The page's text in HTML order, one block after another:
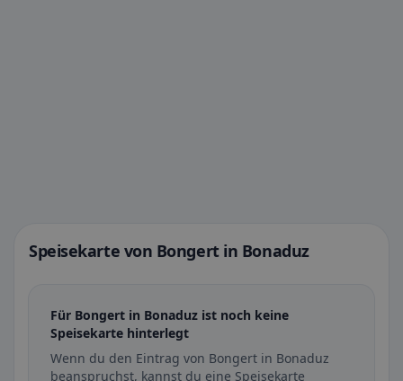
Speisekarte von Bongert in Bonaduz
Für Bongert in Bonaduz ist noch keine
Speisekarte hinterlegt
Wenn du den Eintrag von Bongert in Bonaduz
beanspruchst, kannst du eine Speisekarte